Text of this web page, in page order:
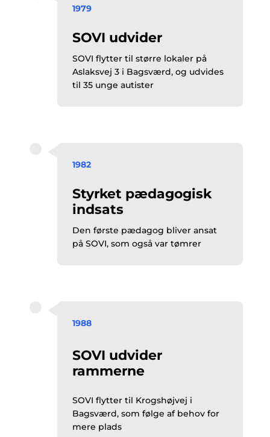
1979
SOVI udvider
SOVI flytter til større lokaler på
Aslaksvej 3 i Bagsværd, og udvides
til 35 unge autister
1982
Styrket pædagogisk
indsats
Den første pædagog bliver ansat
på SOVI, som også var tømrer
1988
SOVI udvider
rammerne
SOVI flytter til Krogshøjvej i
Bagsværd, som følge af behov for
mere plads